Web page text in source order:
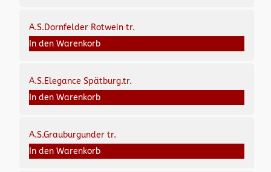
A.S.Dornfelder Rotwein tr.
In den Warenkorb
A.S.Elegance Spätburg.tr.
In den Warenkorb
A.S.Grauburgunder tr.
In den Warenkorb